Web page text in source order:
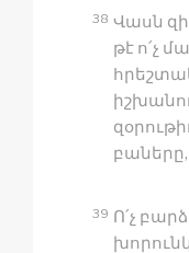
38 Վասն
թէ ո՛չ
բաները,
39 Ո՛չ